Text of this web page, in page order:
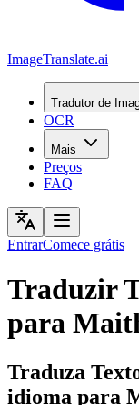
ImageTranslate.ai
Tradutor de
OCR
Mais
Preços
FAQ
EntrarComece grátis
Traduzir
para
Traduza
idioma para